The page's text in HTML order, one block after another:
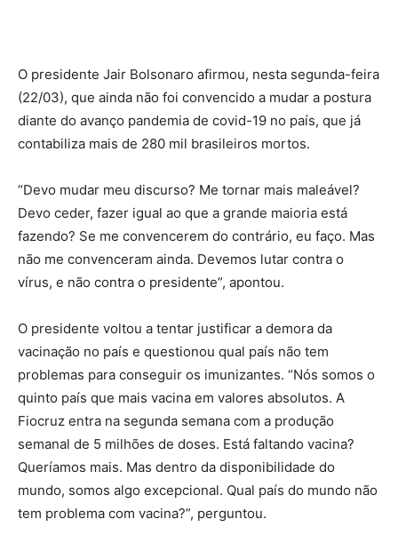
O presidente Jair Bolsonaro afirmou, nesta segunda-feira
(22/03), que ainda não foi convencido a mudar a postura
diante do avanço pandemia de covid-19 no país, que já
contabiliza mais de 280 mil brasileiros mortos.
“Devo mudar meu discurso? Me tornar mais maleável?
Devo ceder, fazer igual ao que a grande maioria está
fazendo? Se me convencerem do contrário, eu faço. Mas
não me convenceram ainda. Devemos lutar contra o
vírus, e não contra o presidente”, apontou.
O presidente voltou a tentar justificar a demora da
vacinação no país e questionou qual país não tem
problemas para conseguir os imunizantes. “Nós somos o
quinto país que mais vacina em valores absolutos. A
Fiocruz entra na segunda semana com a produção
semanal de 5 milhões de doses. Está faltando vacina?
Queríamos mais. Mas dentro da disponibilidade do
mundo, somos algo excepcional. Qual país do mundo não
tem problema com vacina?”, perguntou.